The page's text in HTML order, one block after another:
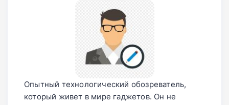
Опытный технологический обозреватель,
который живет в мире гаджетов. Он не